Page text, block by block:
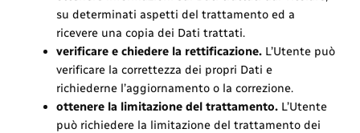
su determinati aspetti del trattamento ed a
ricevere una copia dei Dati trattati.
verificare e chiedere la rettificazione. L’Utente può
verificare la correttezza dei propri Dati e
richiederne l’aggiornamento o la correzione.
ottenere la limitazione del trattamento. L’Utente
può richiedere la limitazione del trattamento dei